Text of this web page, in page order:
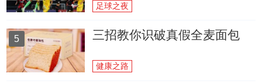
足球之夜
5 三招教你识破真假全麦面包
健康之路